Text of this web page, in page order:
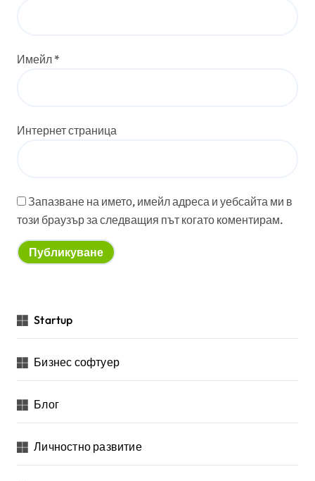
Имейл *
Интернет страница
Запазване на името, имейл адреса и уебсайта ми в
този браузър за следващия път когато коментирам.
Startup
Бизнес софтуер
Блог
Личностно развитие